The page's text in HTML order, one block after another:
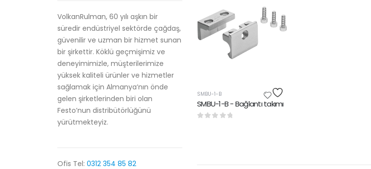
SMBU-1-B
SMBU-1-B - Bağlantı takımı
VolkanRulman, 60 yılı aşkın bir
süredir endüstriyel sektörde çağdaş,
güvenilir ve uzman bir hizmet sunan
bir şirkettir. Köklü geçmişimiz ve
deneyimimizle, müşterilerimize
yüksek kaliteli ürünler ve hizmetler
sağlamak için Almanya’nın önde
gelen şirketlerinden biri olan
Festo’nun distribütörlüğünü
yürütmekteyiz.
Ofis Tel: 0312 354 85 82